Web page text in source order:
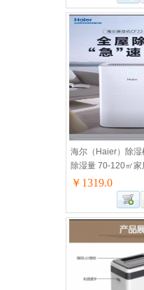
海尔（Haier）除湿
除湿量 70-120㎡
抽湿器 吸湿器 地下
燥机 干衣机 防潮
PJ1不支持WIFI
￥1319.0